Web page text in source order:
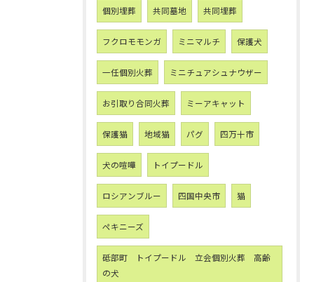
個別埋葬 共同墓地 共同埋葬
フクロモモンガ ミニマルチ 保護犬
一任個別火葬 ミニチュアシュナウザー
お引取り合同火葬 ミーアキャット
保護猫 地域猫 パグ 四万十市
犬の喧嘩 トイプードル
ロシアンブルー 四国中央市 猫
ペキニーズ
砥部町 トイプードル 立会個別火葬 高齢
の犬